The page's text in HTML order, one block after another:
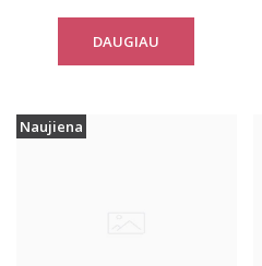
DAUGIAU
Naujiena